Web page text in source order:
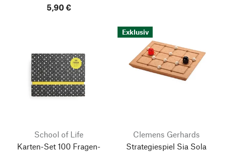
5,90 €
School of Life
Karten-Set 100 Fragen-
Exklusiv
Clemens Gerhards
Strategiespiel Sia Sola